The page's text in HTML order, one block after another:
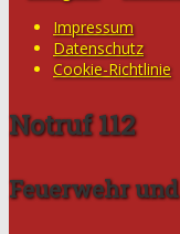
Impressum
Datenschutz
Cookie-Richtlinie
Notruf 112
Feuerwehr